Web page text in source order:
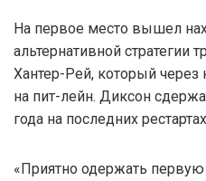
На первое место вышел
альтернативной стратегии
Хантер-Рей, который через
на пит-лейн. Диксон
года на последних
«Приятно одержать